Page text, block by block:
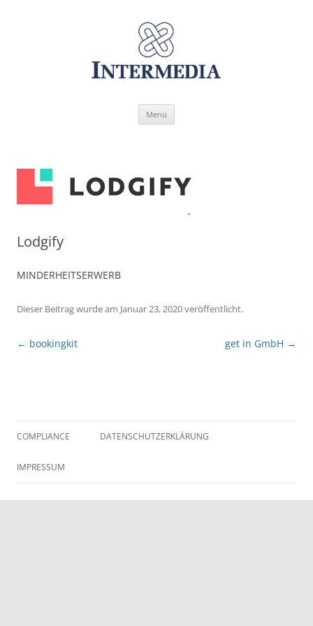
Menü
Lodgify
MINDERHEITSERWERB
Dieser Beitrag wurdeam Januar 23, 2020veröffentlicht.
Beitragsnavigation
← bookingkit get in GmbH →
COMPLIANCE DATENSCHUTZERKLÄRUNG
IMPRESSUM